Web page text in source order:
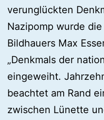
verunglückten
Nazipomp wurde
Bildhauers Max
„Denkmals der
eingeweiht.
beachtet am Rand
zwischen Lünette